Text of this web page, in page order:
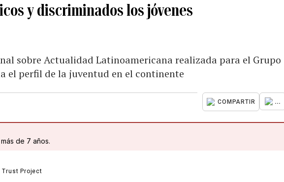
y discriminados los jóvenes
sobre Actualidad Latinoamericana realizada para el Grupo
el perfil de la juventud en el continente
COMPARTIR ...
de 7 años.